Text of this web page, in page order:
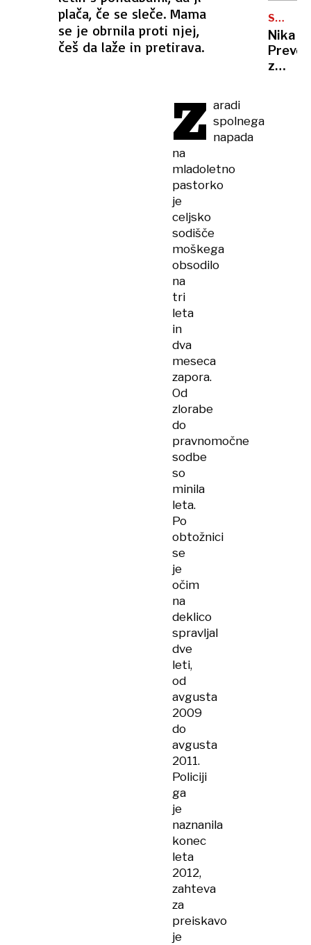
plača, če se sleče. Mama
se je obrnila proti njej,
češ da laže in pretirava.
Z aradi
spolnega
napada
na
mladoletno
pastorko
je
celjsko
sodišče
moškega
obsodilo
na
tri
leta
in
dva
meseca
zapora.
Od
zlorabe
do
pravnomočne
sodbe
so
minila
leta.
Po
obtožnici
se
je
očim
na
deklico
spravljal
dve
leti,
od
avgusta
2009
do
avgusta
2011.
Policiji
ga
je
naznanila
konec
leta
2012,
zahteva
za
preiskavo
je
kot
milijon
policija
SKOKI
Nika
Prevc
z